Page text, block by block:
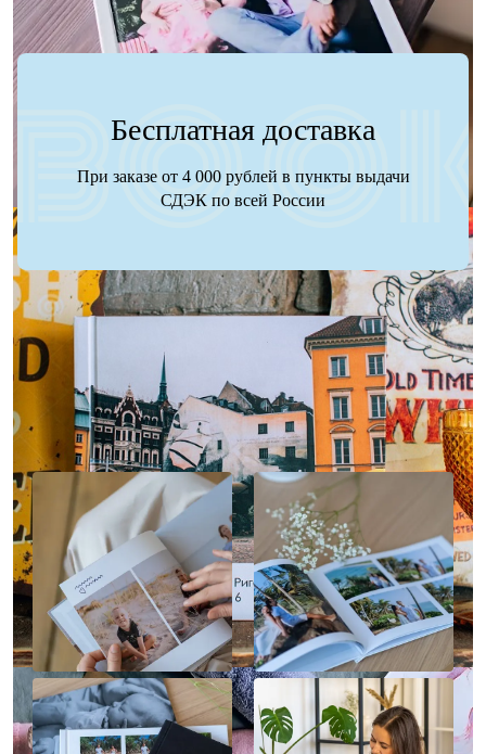
Бесплатная доставка
При заказе от 4 000 рублей в пункты выдачи
СДЭК по всей России
Наше портфолио